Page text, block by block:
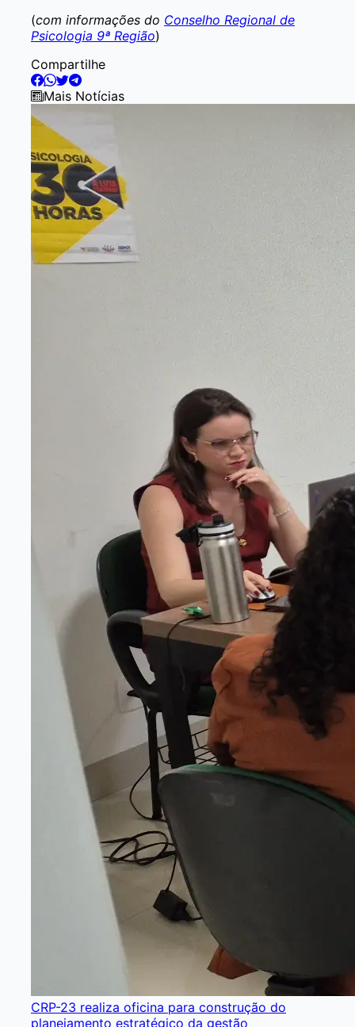
(com informações do Conselho Regional de
Psicologia 9ª Região)
Compartilhe
Mais Notícias
CRP-23 realiza oficina para construção do
planejamento estratégico da gestão